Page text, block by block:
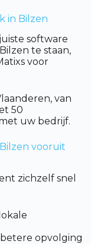
in Bilzen
software
te staan,
voor
van
50
uw bedrijf.
vooruit
zichzelf snel
opvolging